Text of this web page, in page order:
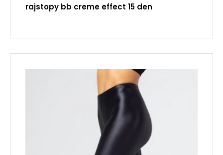
rajstopy bb creme effect 15 den